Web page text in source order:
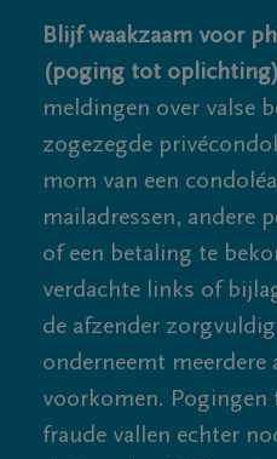
Blijf waakzaam voor
(poging tot
meldingen over valse
zogezegde
mom van een
mailadressen, andere
of een betaling te
verdachte links of
de afzender
onderneemt
voorkomen.
fraude vallen echter